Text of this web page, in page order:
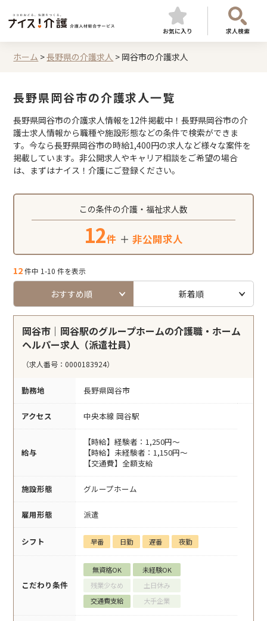
お気に入り 求人検索
ホーム >長野県の介護求人 > 岡谷市の介護求人
長野県岡谷市の介護求人一覧
長野県岡谷市の介護求人情報を12件掲載中！長野県岡谷市の介
護士求人情報から職種や施設形態などの条件で検索ができま
す。今なら長野県岡谷市の時給1,400円の求人など様々な案件を
掲載しています。非公開求人やキャリア相談をご希望の場合
は、まずはナイス！介護にご登録ください。
この条件の介護・福祉求人数
12件 ＋ 非公開求人
12件中 1-10 件を表示
おすすめ順 新着順
岡谷市｜岡谷駅のグループホームの介護職・ホーム
ヘルパー求人（派遣社員）
（求人番号：0000183924）
勤務地 長野県岡谷市
アクセス 中央本線 岡谷駅
給与
【時給】経験者：1,250円～
【時給】未経験者：1,150円～
【交通費】全額支給
施設形態 グループホーム
雇用形態 派遣
シフト 早番 日勤 遅番 夜勤
こだわり条件
無資格OK
未経験OK
残業少なめ
土日休み
交通費支給
大手企業